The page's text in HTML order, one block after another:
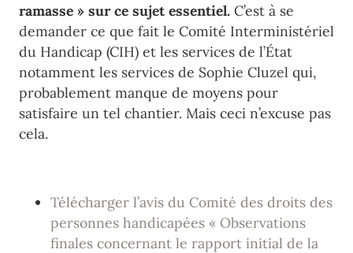
ramasse » sur ce sujet essentiel. C’est à se
demander ce que fait le Comité Interministériel
du Handicap (CIH) et les services de l’État
notamment les services de Sophie Cluzel qui,
probablement manque de moyens pour
satisfaire un tel chantier. Mais ceci n’excuse pas
cela.
Télécharger l’avis du Comité des droits des
personnes handicapées « Observations
finales concernant le rapport initial de la